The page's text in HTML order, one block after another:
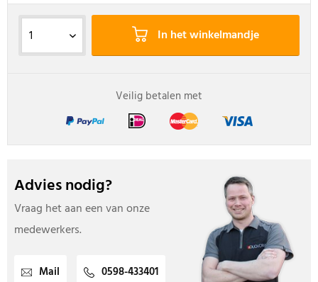
In het winkelmandje
Veilig betalen met
Advies nodig?
Vraag het aan een van onze
medewerkers.
Mail 0598-433401